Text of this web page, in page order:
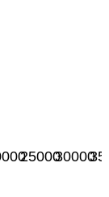
2500030000